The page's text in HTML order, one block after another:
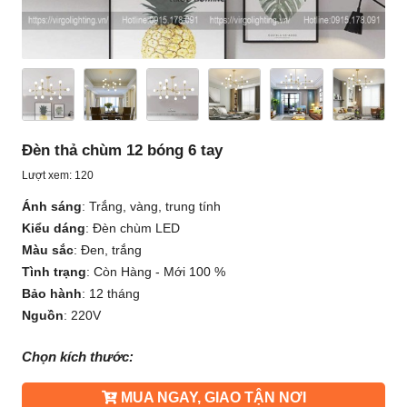
Đèn thả chùm 12 bóng 6 tay
Lượt xem: 120
Ánh sáng: Trắng, vàng, trung tính
Kiểu dáng: Đèn chùm LED
Màu sắc: Đen, trắng
Tình trạng: Còn Hàng - Mới 100 %
Bảo hành: 12 tháng
Nguồn: 220V
Chọn kích thước:
MUA NGAY, GIAO TẬN NƠI